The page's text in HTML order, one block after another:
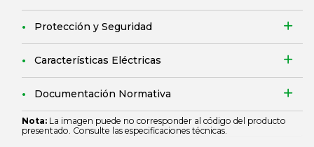
Protección y Seguridad
Características Eléctricas
Documentación Normativa
Nota: La imagen puede no corresponder al código del producto
presentado. Consulte las especificaciones técnicas.